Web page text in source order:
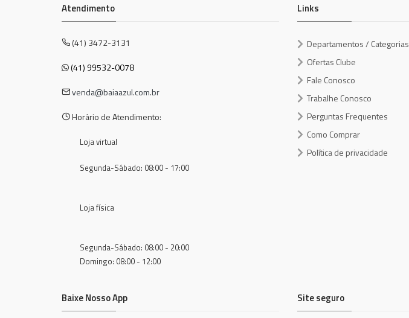
Atendimento
(41) 3472-3131
(41) 99532-0078
venda@baiaazul.com.br
Horário de Atendimento:
Loja virtual
Segunda-Sábado: 08:00 - 17:00
Loja física
Segunda-Sábado: 08:00 - 20:00
Domingo: 08:00 - 12:00
Links
Departamentos / Categorias
Ofertas Clube
Fale Conosco
Trabalhe Conosco
Perguntas Frequentes
Como Comprar
Política de privacidade
Baixe Nosso App Site seguro